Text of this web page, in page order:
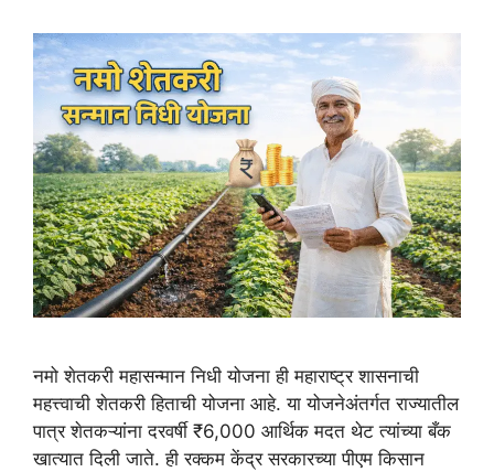
नमो शेतकरी महासन्मान निधी योजना ही महाराष्ट्र शासनाची
महत्त्वाची शेतकरी हिताची योजना आहे. या योजनेअंतर्गत राज्यातील
पात्र शेतकऱ्यांना दरवर्षी ₹6,000 आर्थिक मदत थेट त्यांच्या बँक
खात्यात दिली जाते. ही रक्कम केंद्र सरकारच्या पीएम किसान